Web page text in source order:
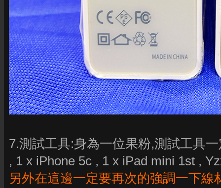
7.測試工具:身為一位果粉,測試工具
, 1 x iPhone 5c , 1 x iPad mini 1st ,
另外在這邊一定要再次的強調一下